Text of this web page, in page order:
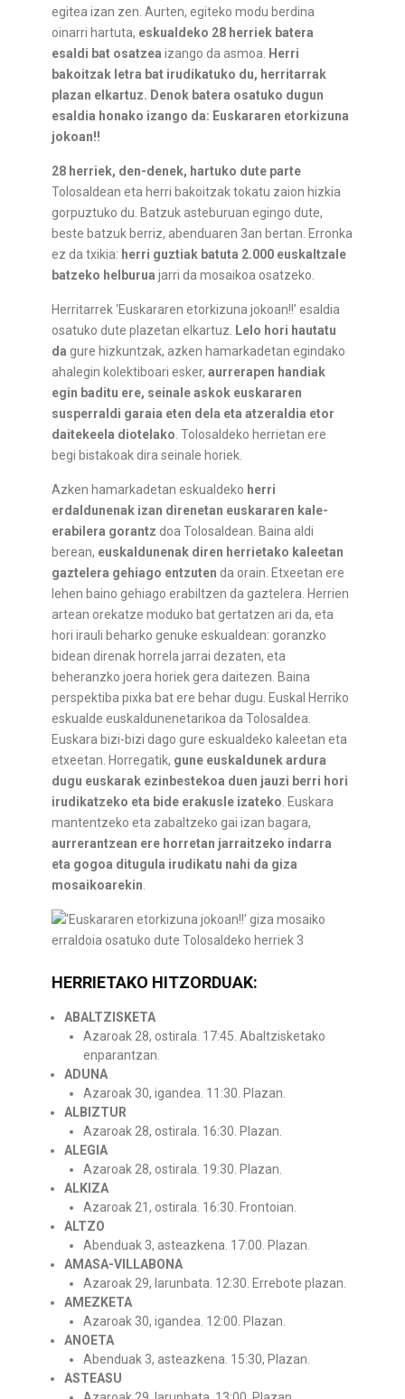
egitea izan zen. Aurten, egiteko modu berdina
oinarri hartuta, eskualdeko 28 herriek batera
esaldi bat osatzea izango da asmoa. Herri
bakoitzak letra bat irudikatuko du, herritarrak
plazan elkartuz. Denok batera osatuko dugun
esaldia honako izango da: Euskararen etorkizuna
jokoan!!
28 herriek, den-denek, hartuko dute parte
Tolosaldean eta herri bakoitzak tokatu zaion hizkia
gorpuztuko du. Batzuk asteburuan egingo dute,
beste batzuk berriz, abenduaren 3an bertan. Erronka
ez da txikia: herri guztiak batuta 2.000 euskaltzale
batzeko helburua jarri da mosaikoa osatzeko.
Herritarrek ‘Euskararen etorkizuna jokoan!!’ esaldia
osatuko dute plazetan elkartuz. Lelo hori hautatu
da gure hizkuntzak, azken hamarkadetan egindako
ahalegin kolektiboari esker,aurrerapen handiak
egin baditu ere, seinale askok euskararen
susperraldi garaia eten dela eta atzeraldia etor
daitekeela diotelako. Tolosaldeko herrietan ere
begi bistakoak dira seinale horiek.
Azken hamarkadetan eskualdeko herri
erdaldunenak izan direnetan euskararen kale-
erabilera gorantz doa Tolosaldean. Baina aldi
berean, euskaldunenak diren herrietako kaleetan
gaztelera gehiago entzuten da orain. Etxeetan ere
lehen baino gehiago erabiltzen da gaztelera. Herrien
artean orekatze moduko bat gertatzen ari da, eta
hori irauli beharko genuke eskualdean: goranzko
bidean direnak horrela jarrai dezaten, eta
beheranzko joera horiek gera daitezen. Baina
perspektiba pixka bat ere behar dugu. Euskal Herriko
eskualde euskaldunenetarikoa da Tolosaldea.
Euskara bizi-bizi dago gure eskualdeko kaleetan eta
etxeetan. Horregatik, gune euskaldunek ardura
dugu euskarak ezinbestekoa duen jauzi berri hori
irudikatzeko eta bide erakusle izateko. Euskara
mantentzeko eta zabaltzeko gai izan bagara,
aurrerantzean ere horretan jarraitzeko indarra
eta gogoa ditugula irudikatu nahi da giza
mosaikoarekin.
HERRIETAKO HITZORDUAK:
ABALTZISKETA
Azaroak 28, ostirala. 17:45. Abaltzisketako
enparantzan.
ADUNA
Azaroak 30, igandea. 11:30. Plazan.
ALBIZTUR
Azaroak 28, ostirala. 16:30. Plazan.
ALEGIA
Azaroak 28, ostirala. 19:30. Plazan.
ALKIZA
Azaroak 21, ostirala. 16:30. Frontoian.
ALTZO
Abenduak 3, asteazkena. 17:00. Plazan.
AMASA-VILLABONA
Azaroak 29, larunbata. 12:30. Errebote plazan.
AMEZKETA
Azaroak 30, igandea. 12:00. Plazan.
ANOETA
Abenduak 3, asteazkena. 15:30, Plazan.
ASTEASU